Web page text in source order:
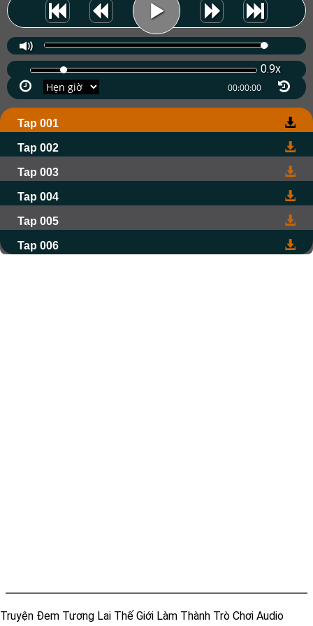
0.9x
Tap 001
Tap 002
Tap 003
Tap 004
Tap 005
Tap 006
Truyện Đem Tương Lai Thế Giới Làm Thành Trò Chơi Audio